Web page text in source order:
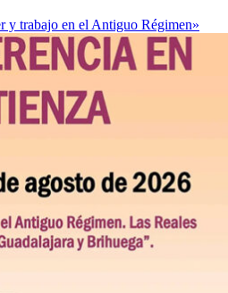
y trabajo en el Antiguo Régimen»